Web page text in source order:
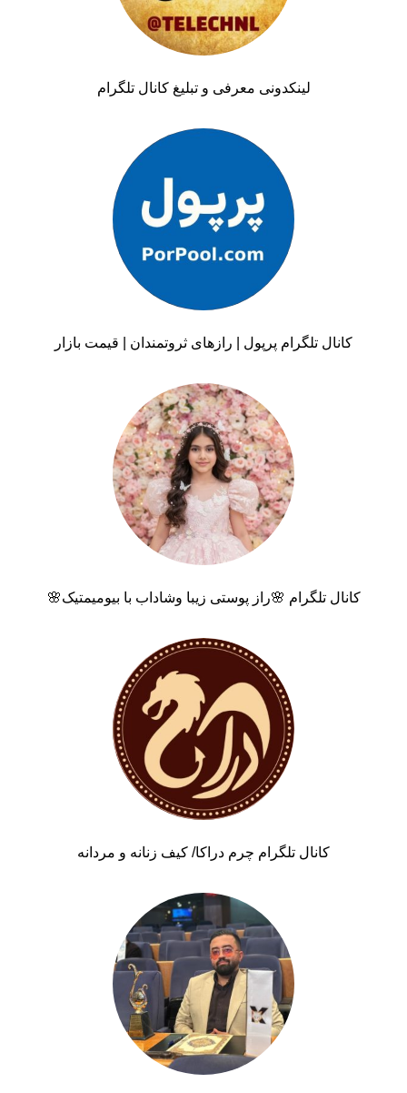
لینکدونی معرفی و تبلیغ کانال تلگرام
کانال تلگرام پرپول | رازهای ثروتمندان | قیمت بازار
کانال تلگرام 🌸راز پوستی زیبا وشاداب با بیومیمتیک🌸
کانال تلگرام چرم دراکا/ کیف زنانه و مردانه